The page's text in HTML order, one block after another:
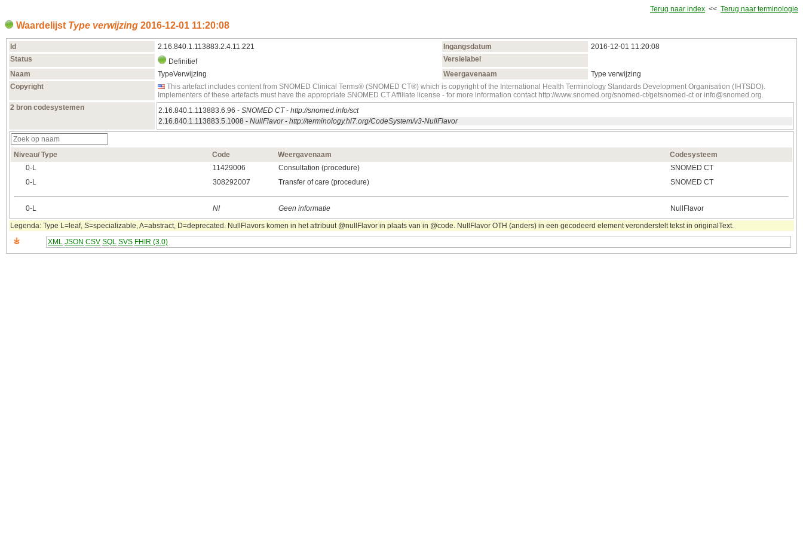
Terug naar index << Terug naar terminologie
Waardelijst Type verwijzing 2016‑12‑01 11:20:08
Id 2.16.840.1.113883.2.4.11.221 Ingangsdatum
2016‑12‑01 11:20:08
Status
Definitief
Versielabel
Naam
TypeVerwijzing Weergavenaam
Type verwijzing
Copyright
This artefact includes content from SNOMED Clinical Terms® (SNOMED CT®) which is copyright of the International Health Terminology Standards Development Organisation (IHTSDO).
Implementers of these artefacts must have the appropriate SNOMED CT Affiliate license - for more information contact http://www.snomed.org/snomed-ct/getsnomed-ct or info@snomed.org.
2 bron codesystemen
2.16.840.1.113883.6.96 - SNOMED CT- http://snomed.info/sct
2.16.840.1.113883.5.1008 - NullFlavor- http://terminology.hl7.org/CodeSystem/v3-NullFlavor
Niveau/ Type Code Weergavenaam
Codesysteem
0‑L
11429006 Consultation (procedure)
SNOMED CT
0‑L
308292007 Transfer of care (procedure) SNOMED CT
0‑L NI Geen informatie NullFlavor
Legenda: Type L=leaf, S=specializable, A=abstract, D=deprecated. NullFlavors komen in het attribuut @nullFlavor in plaats van in @code. NullFlavor OTH (anders) in een gecodeerd element veronderstelt tekst in originalText.
XML JSON CSV SQL SVS FHIR (3.0)